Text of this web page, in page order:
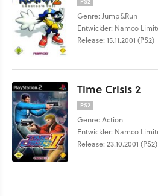
Genre: Jump&Run
Entwickler: Namco
Release: 15.11.2001 (PS2)
Time Crisis 2
PS2
Genre: Action
Entwickler: Namco
Release: 23.10.2001 (PS2)